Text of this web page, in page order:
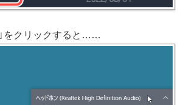
」をクリックすると……